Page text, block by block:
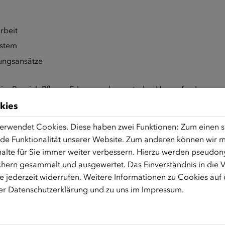
Bereich Pflege; Erkennen der zentralen
Sozialmanagerin, Schauspielerin
pflegender Angehöriger, Mitglied des
Roten Kreuz tätig.
einen Tag vor Kursbeginn erfolgen. Die Anmeldung ist
Cookies. Diese haben zwei Funktionen: Zum einen
Funktionalität unserer Website. Zum anderen können wir
für Sie immer weiter verbessern. Hierzu werden
gesammelt und ausgewertet. Das Einverständnis in die
jederzeit widerrufen. Weitere Informationen zu Cookies auf
Datenschutzerklärung und zu uns im Impressum.